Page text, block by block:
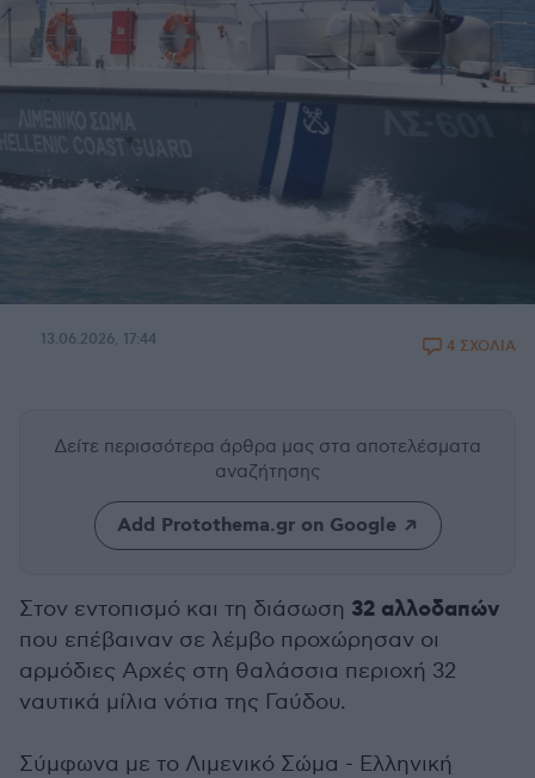
13.06.2026, 17:44 4 ΣΧΟΛΙΑ
Δείτε περισσότερα άρθρα μας στα αποτελέσματα
αναζήτησης
Add Protothema.gr on Google
Στον εντοπισμό και τη διάσωση 32 αλλοδαπών
που επέβαιναν σε λέμβο προχώρησαν οι
αρμόδιες Αρχές στη θαλάσσια περιοχή 32
ναυτικά μίλια νότια της Γαύδου.
Σύμφωνα με το Λιμενικό Σώμα - Ελληνική